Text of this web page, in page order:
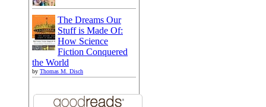
The Dreams Our
Stuff is Made Of:
How Science
Fiction Conquered
the World
by Thomas M. Disch